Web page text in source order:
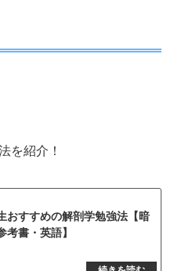
を紹介！
おすすめの解剖学勉強法【暗
考書・英語】